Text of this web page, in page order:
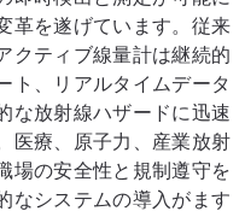
革を遂げています。従来
クティブ線量計は継続的
ト、リアルタイムデータ
な放射線ハザードに迅速
医療、原子力、産業放射
場の安全性と規制遵守を
なシステムの導入がます